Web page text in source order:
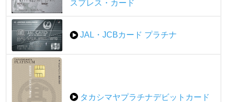
スプレス・カード
JAL・JCBカード プラチナ
タカシマヤプラチナデビットカード